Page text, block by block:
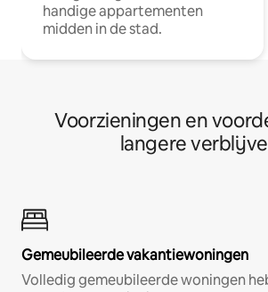
handige appartementen
midden in de stad.
Voorzieningen en
langere
Gemeubileerde vakantiewoningen
Volledig gemeubileerde woningen